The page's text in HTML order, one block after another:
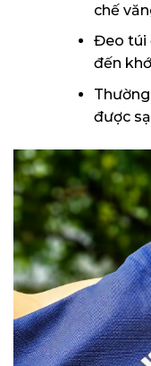
chế
Đeo túi
đến
được